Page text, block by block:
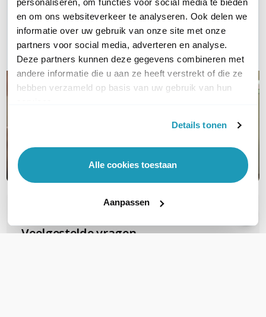
personaliseren, om functies voor social media te bieden
en om ons websiteverkeer te analyseren. Ook delen we
informatie over uw gebruik van onze site met onze
partners voor social media, adverteren en analyse.
Deze partners kunnen deze gegevens combineren met
andere informatie die u aan ze heeft verstrekt of die ze
hebben verzameld op basis van uw gebruik van hun
Details tonen
Alle cookies toestaan
Aanpassen
Bel ons
E-mail
Veelgestelde vragen